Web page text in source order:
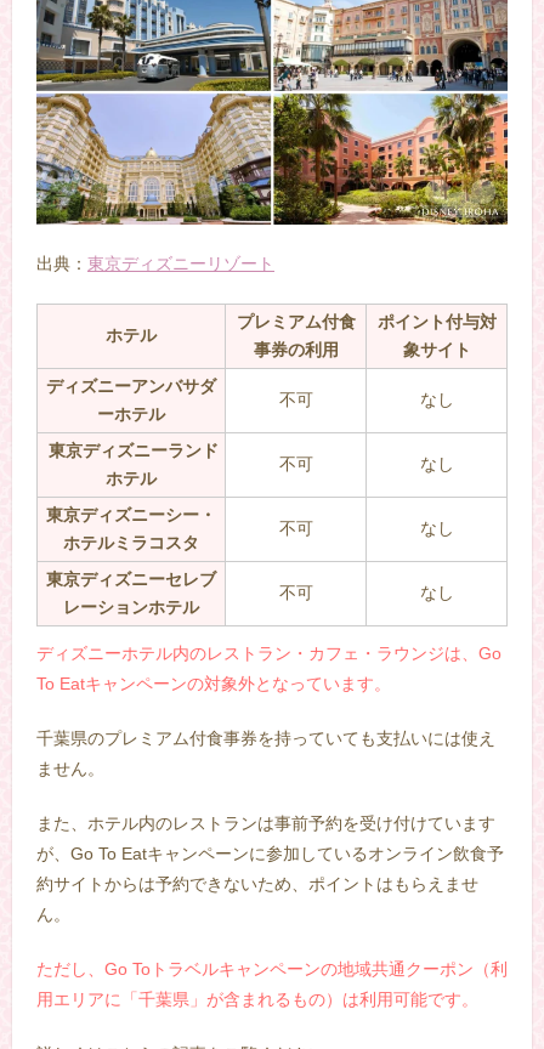
出典： 東京ディズニーリゾート
ホテル
プレミアム付食
事券の利用
ポイント付与対
象サイト
ディズニーアンバサダ
ーホテル
不可 なし
東京ディズニーランド
ホテル
不可 なし
東京ディズニーシー・
ホテルミラコスタ
不可 なし
東京ディズニーセレブ
レーションホテル
不可 なし
ディズニーホテル内のレストラン・カフェ・ラウンジは、Go
To Eatキャンペーンの対象外となっています。
千葉県のプレミアム付食事券を持っていても支払いには使え
ません。
また、ホテル内のレストランは事前予約を受け付けています
が、Go To Eatキャンペーンに参加しているオンライン飲食予
約サイトからは予約できないため、ポイントはもらえませ
ん。
ただし、Go Toトラベルキャンペーンの地域共通クーポン（利
用エリアに「千葉県」が含まれるもの）は利用可能です。